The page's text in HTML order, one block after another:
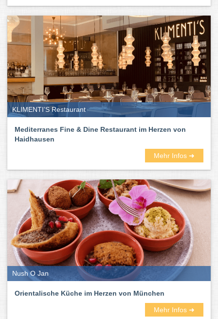
KLIMENTI’S Restaurant
Mediterranes Fine & Dine Restaurant im Herzen von
Haidhausen
Mehr Infos ➜
Nush O Jan
Orientalische Küche im Herzen von München
Mehr Infos ➜